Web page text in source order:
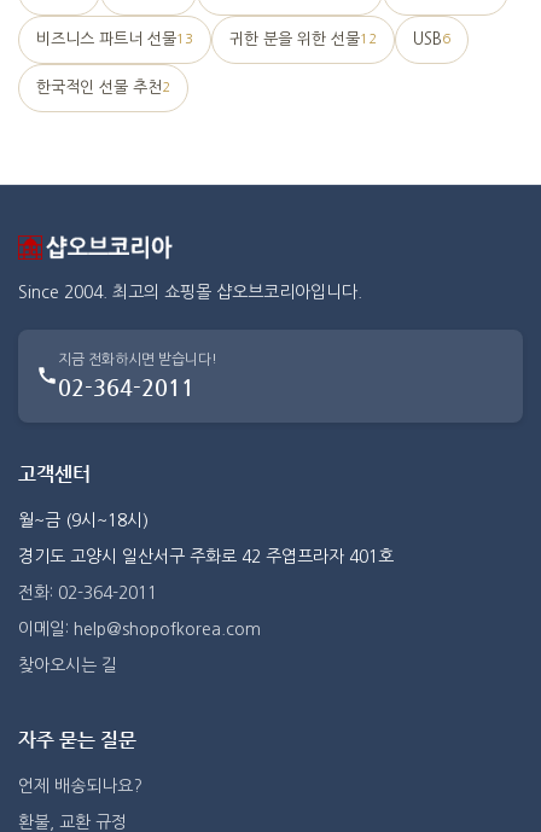
비즈니스 파트너 선물13 귀한 분을 위한 선물12 USB6
한국적인 선물 추천2
Since 2004. 최고의 쇼핑몰 샵오브코리아입니다.
지금 전화하시면 받습니다!
02-364-2011
고객센터
월~금 (9시~18시)
경기도 고양시 일산서구 주화로 42 주엽프라자 401호
전화: 02-364-2011
이메일: help@shopofkorea.com
찾아오시는 길
자주 묻는 질문
언제 배송되나요?
환불, 교환 규정